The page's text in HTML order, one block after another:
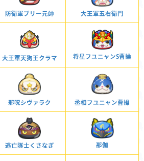
防衛軍ブリー元帥 大王軍五右衛門
大王軍天狗王クラマ 将星フユニャンS曹操
邪呪シヴァラク 丞相フユニャン曹操
逃亡隊士くさなぎ 那伽